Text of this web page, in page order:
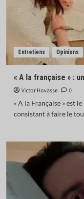
Entretiens Opinions
« A la française » :
Victor Hovasse
0
« A la Française » est
consistant à faire le